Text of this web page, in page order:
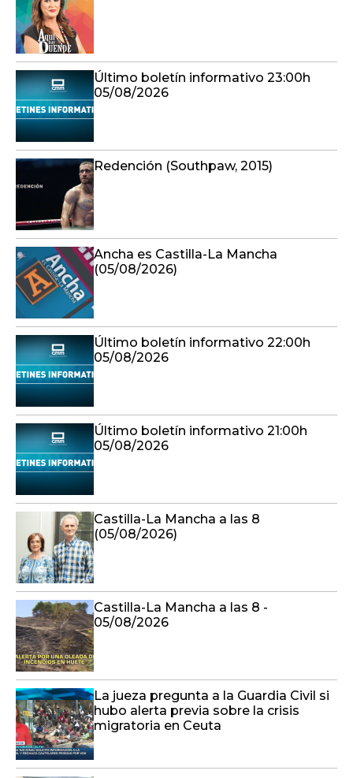
Último boletín informativo 23:00h
05/08/2026
Redención (Southpaw, 2015)
Ancha es Castilla-La Mancha
(05/08/2026)
Último boletín informativo 22:00h
05/08/2026
Último boletín informativo 21:00h
05/08/2026
Castilla-La Mancha a las 8
(05/08/2026)
Castilla-La Mancha a las 8 -
05/08/2026
La jueza pregunta a la Guardia Civil si
hubo alerta previa sobre la crisis
migratoria en Ceuta